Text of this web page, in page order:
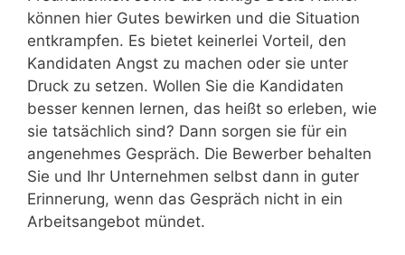
können hier Gutes bewirken und die Situation
entkrampfen. Es bietet keinerlei Vorteil, den
Kandidaten Angst zu machen oder sie unter
Druck zu setzen. Wollen Sie die Kandidaten
besser kennen lernen, das heißt so erleben, wie
sie tatsächlich sind? Dann sorgen sie für ein
angenehmes Gespräch. Die Bewerber behalten
Sie und Ihr Unternehmen selbst dann in guter
Erinnerung, wenn das Gespräch nicht in ein
Arbeitsangebot mündet.